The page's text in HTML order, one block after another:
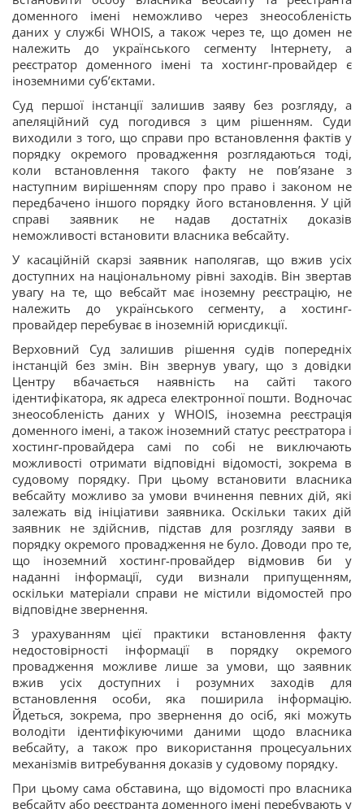
доменного імені неможливо через знеособленість
даних у службі WHOIS, а також через те, що домен не
належить до українського сегменту Інтернету, а
реєстратор доменного імені та хостинг-провайдер є
іноземними суб’єктами.
Суд першої інстанції залишив заяву без розгляду, а
апеляційний суд погодився з цим рішенням. Суди
виходили з того, що справи про встановлення фактів у
порядку окремого провадження розглядаються тоді,
коли встановлення такого факту не пов’язане з
наступним вирішенням спору про право і законом не
передбачено іншого порядку його встановлення. У цій
справі заявник не надав достатніх доказів
неможливості встановити власника вебсайту.
У касаційній скарзі заявник наполягав, що вжив усіх
доступних на національному рівні заходів. Він звертав
увагу на те, що вебсайт має іноземну реєстрацію, не
належить до українського сегменту, а хостинг-
провайдер перебуває в іноземній юрисдикції.
Верховний Суд залишив рішення судів попередніх
інстанцій без змін. Він звернув увагу, що з довідки
Центру вбачається наявність на сайті такого
ідентифікатора, як адреса електронної пошти. Водночас
знеособленість даних у WHOIS, іноземна реєстрація
доменного імені, а також іноземний статус реєстратора і
хостинг-провайдера самі по собі не виключають
можливості отримати відповідні відомості, зокрема в
судовому порядку. При цьому встановити власника
вебсайту можливо за умови вчинення певних дій, які
залежать від ініціативи заявника. Оскільки таких дій
заявник не здійснив, підстав для розгляду заяви в
порядку окремого провадження не було. Доводи про те,
що іноземний хостинг-провайдер відмовив би у
наданні інформації, суди визнали припущенням,
оскільки матеріали справи не містили відомостей про
відповідне звернення.
З урахуванням цієї практики встановлення факту
недостовірності інформації в порядку окремого
провадження можливе лише за умови, що заявник
вжив усіх доступних і розумних заходів для
встановлення особи, яка поширила інформацію.
Йдеться, зокрема, про звернення до осіб, які можуть
володіти ідентифікуючими даними щодо власника
вебсайту, а також про використання процесуальних
механізмів витребування доказів у судовому порядку.
При цьому сама обставина, що відомості про власника
вебсайту або реєстранта доменного імені перебувають у